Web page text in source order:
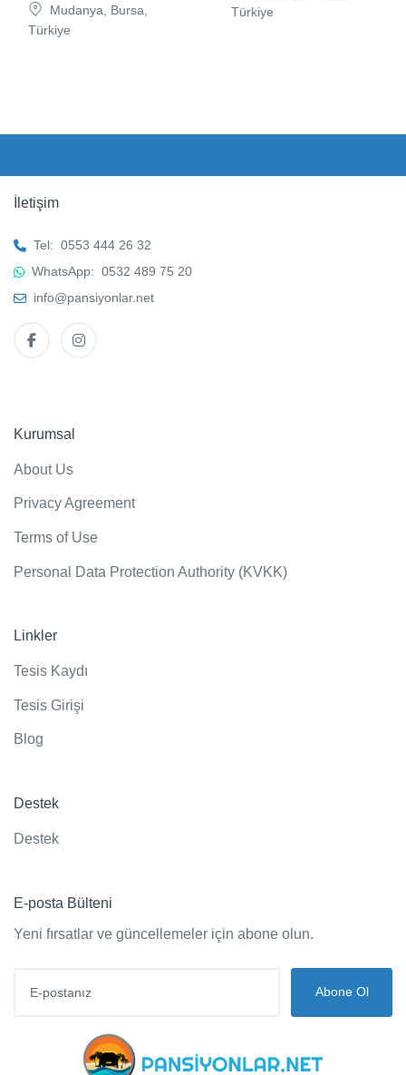
Mudanya, Bursa,
Türkiye
Türkiye
İletişim
Tel: 0553 444 26 32
WhatsApp: 0532 489 75 20
info@pansiyonlar.net
Kurumsal
About Us
Privacy Agreement
Terms of Use
Personal Data Protection Authority (KVKK)
Linkler
Tesis Kaydı
Tesis Girişi
Blog
Destek
Destek
E-posta Bülteni
Yeni fırsatlar ve güncellemeler için abone olun.
Abone Ol